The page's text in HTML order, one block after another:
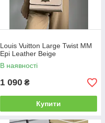
Louis Vuitton Large Twist MM
Epi Leather Beige
В наявності
1 090 ₴
Купити